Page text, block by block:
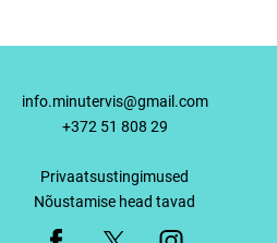
info.minutervis@gmail.com
+372 51 808 29
Privaatsustingimused
Nõustamise head tavad